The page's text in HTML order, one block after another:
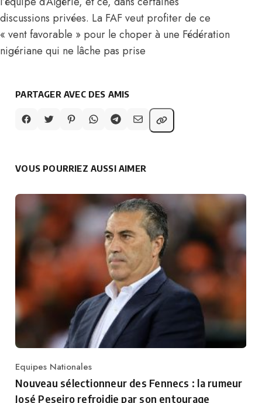
discussions privées. La FAF veut profiter de ce
« vent favorable » pour le choper à une Fédération
nigériane qui ne lâche pas prise
PARTAGER AVEC DES AMIS
VOUS POURRIEZ AUSSI AIMER
Category
Equipes Nationales
Nouveau sélectionneur des Fennecs : la rumeur
José Peseiro refroidie par son entourage